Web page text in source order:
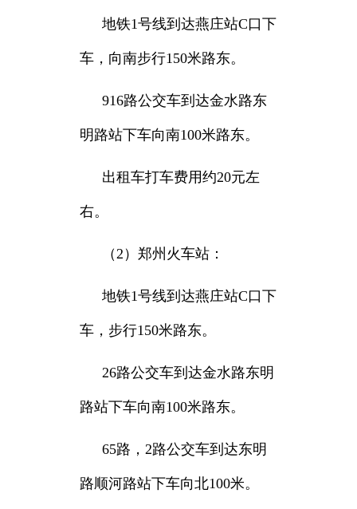
地铁1号线到达燕庄站C口下
车，向南步行150米路东。
916路公交车到达金水路东
明路站下车向南100米路东。
出租车打车费用约20元左
右。
（2）郑州火车站：
地铁1号线到达燕庄站C口下
车，步行150米路东。
26路公交车到达金水路东明
路站下车向南100米路东。
65路，2路公交车到达东明
路顺河路站下车向北100米。